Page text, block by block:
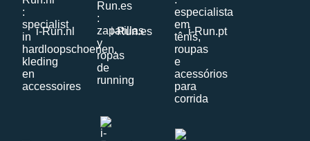
i-Run.nl i-Run.es i-Run.pt